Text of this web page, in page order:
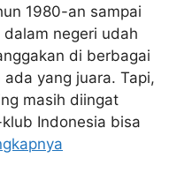
1980-an sampai
negeri udah
di berbagai
yang juara. Tapi,
masih diingat
Indonesia bisa